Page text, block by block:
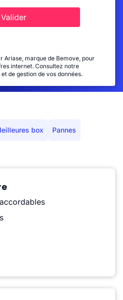
Valider
Ariase, marque de Bemove, pour
internet. Consultez notre
et de gestion de vos données.
box Pannes